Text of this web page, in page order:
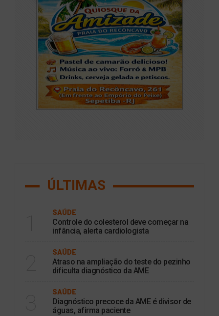
ÚLTIMAS
SAÚDE
Controle do colesterol deve começar na
infância, alerta cardiologista
SAÚDE
Atraso na ampliação do teste do pezinho
dificulta diagnóstico da AME
SAÚDE
Diagnóstico precoce da AME é divisor de
águas, afirma paciente